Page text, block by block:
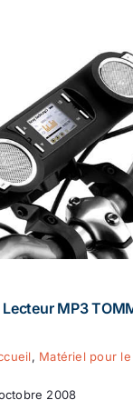
Lecteur MP3
, Matériel pour
2008